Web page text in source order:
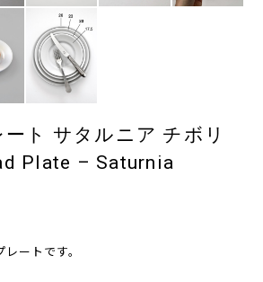
ト サタルニア チボリ
Plate – Saturnia
ートです。